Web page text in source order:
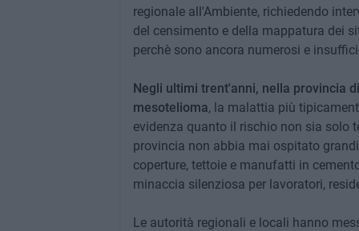
regionale all'Ambiente, richiedendo
del censimento e della mappatura dei
perchè sono ancora numerosi e
Negli ultimi trent'anni, nella provincia
mesotelioma, la malattia più
evidenza quanto il rischio non sia solo
provincia non abbia mai ospitato
coperture, tettoie e manufatti in
minaccia silenziosa per lavoratori,
Le autorità regionali e locali hanno